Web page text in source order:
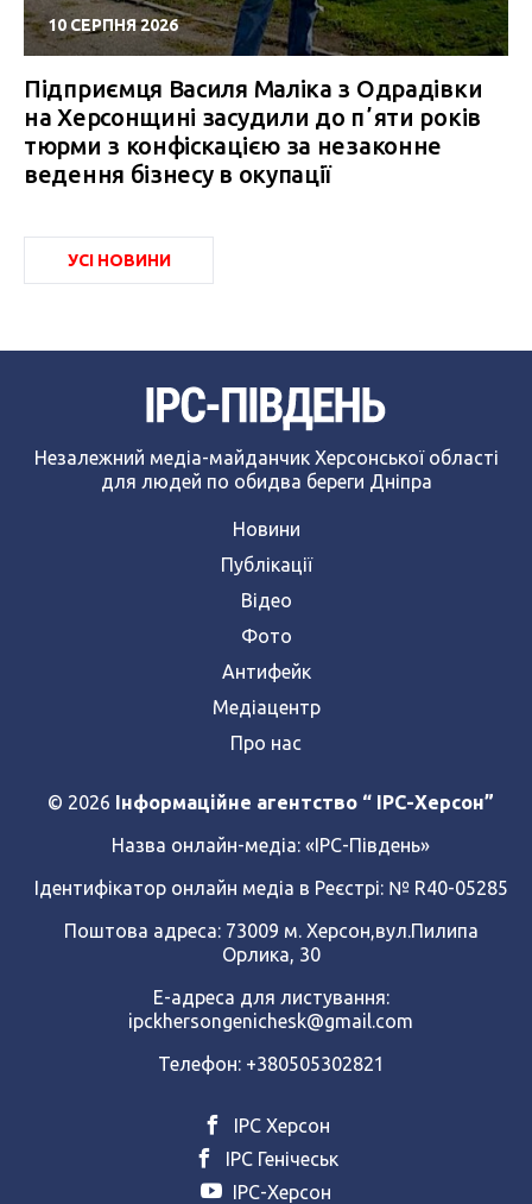
10 СЕРПНЯ 2026
Підприємця Василя Маліка з Одрадівки
на Херсонщині засудили до пʼяти років
тюрми з конфіскацією за незаконне
ведення бізнесу в окупації
УСІ НОВИНИ
Незалежний медіа-майданчик Херсонської області
для людей по обидва береги Дніпра
Новини
Публікації
Відео
Фото
Антифейк
Медіацентр
Про нас
© 2026 Інформаційне агентство “ IPC-Херсон”
Назва онлайн-медіа: «ІРС-Південь»
Ідентифікатор онлайн медіа в Реєстрі: № R40-05285
Поштова адреса: 73009 м. Херсон,вул.Пилипа
Орлика, 30
Е-адреса для листування:
ipckhersongenichesk@gmail.com
Телефон: +380505302821
ІРС Херсон
ІРС Генічеськ
ІРС-Херсон